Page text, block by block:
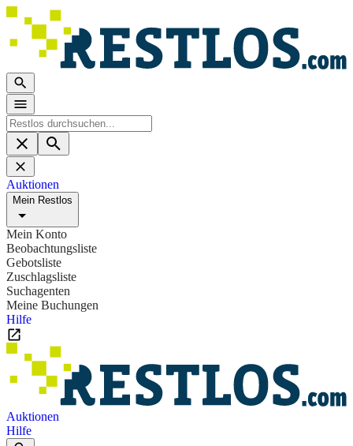
Auktionen
Mein Restlos
Mein Konto
Beobachtungsliste
Gebotsliste
Zuschlagsliste
Suchagenten
Meine Buchungen
Hilfe
Auktionen
Hilfe